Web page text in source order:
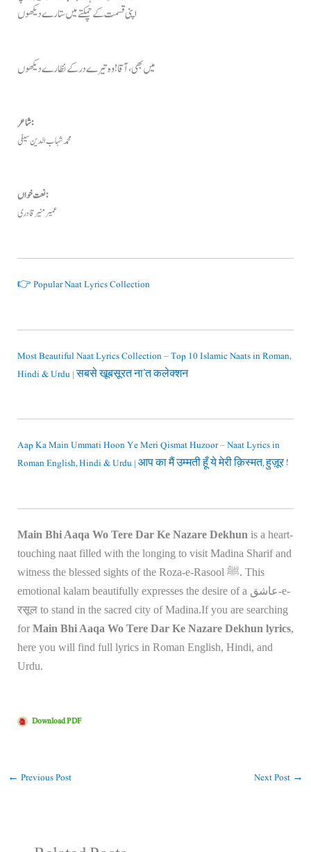
اپنی قسمت کے چمکتے میں ستارے دیکھوں
میں بھی، آقا ! وہ تیرے در کے نظارے دیکھوں
شاعر:
محمد شہاب الدین سیفی
نعت خواں:
عمیر منیر قادری
👉 Popular Naat Lyrics Collection
Most Beautiful Naat Lyrics Collection – Top 10 Islamic Naats in Roman,
Hindi & Urdu | सबसे खूबसूरत ना’त कलेक्शन
Aap Ka Main Ummati Hoon Ye Meri Qismat Huzoor – Naat Lyrics in
Roman English, Hindi & Urdu | आप का मैं उम्मती हूँ ये मेरी क़िस्मत, हुज़ूर !
Main Bhi Aaqa Wo Tere Dar Ke Nazare Dekhun is a heart-
touching naat filled with the longing to visit Madina Sharif and
witness the blessed sights of the Roza-e-Rasool ﷺ. This
emotional kalam beautifully expresses the desire of a عاشق-e-
रसूल to stand in the sacred city of Madina.If you are searching
for Main Bhi Aaqa Wo Tere Dar Ke Nazare Dekhun lyrics,
here you will find full lyrics in Roman English, Hindi, and
Urdu.
Download PDF
← Previous Post Next Post →